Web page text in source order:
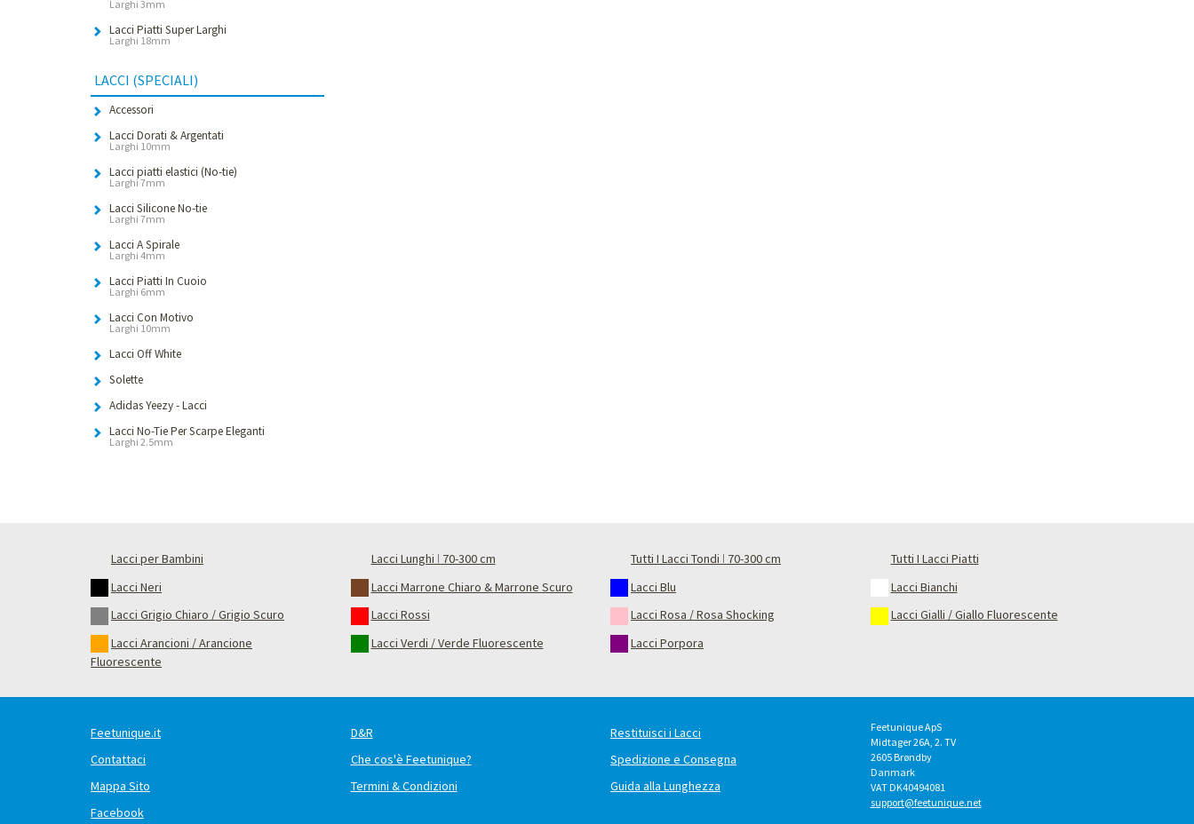
Larghi 3mm
Lacci Piatti Super Larghi
Larghi 18mm
LACCI (SPECIALI)
Accessori
Lacci Dorati & Argentati
Larghi 10mm
Lacci piatti elastici (No-tie)
Larghi 7mm
Lacci Silicone No-tie
Larghi 7mm
Lacci A Spirale
Larghi 4mm
Lacci Piatti In Cuoio
Larghi 6mm
Lacci Con Motivo
Larghi 10mm
Lacci Off White
Solette
Adidas Yeezy - Lacci
Lacci No-Tie Per Scarpe Eleganti
Larghi 2.5mm
Lacci per Bambini Lacci Lunghi ǀ 70-300 cm Tutti I Lacci Tondi ǀ 70-300 cm
Tutti I Lacci Piatti
Lacci Neri
Lacci Marrone Chiaro & Marrone Scuro Lacci Blu
Lacci Bianchi
Lacci Grigio Chiaro / Grigio Scuro
Lacci Rossi Lacci Rosa / Rosa Shocking
Lacci Gialli / Giallo Fluorescente
Lacci Arancioni / Arancione
Fluorescente
Lacci Verdi / Verde Fluorescente Lacci Porpora
Feetunique.it
Contattaci
Mappa Sito
Facebook
D&R
Restituisci i Lacci
Che cos'è Feetunique?
Spedizione e Consegna
Termini & Condizioni
Guida alla Lunghezza
Feetunique ApS
Midtager 26A, 2. TV
2605Brøndby
Danmark
VAT DK40494081
support@feetunique.net